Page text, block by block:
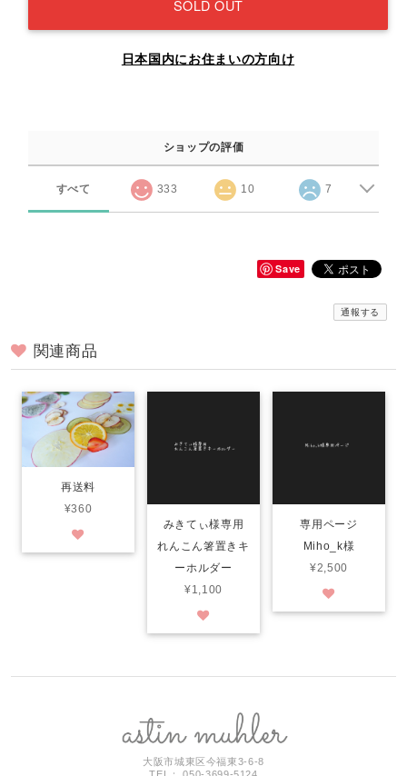
SOLD OUT
日本国内にお住まいの方向け
ショップの評価
すべて 333 10 7
Save
通報する
関連商品
再送料
¥360
みきてぃ様専用
れんこん箸置きキ
ーホルダー
¥1,100
専用ページ
Miho_k様
¥2,500
大阪市城東区今福東3-6-8